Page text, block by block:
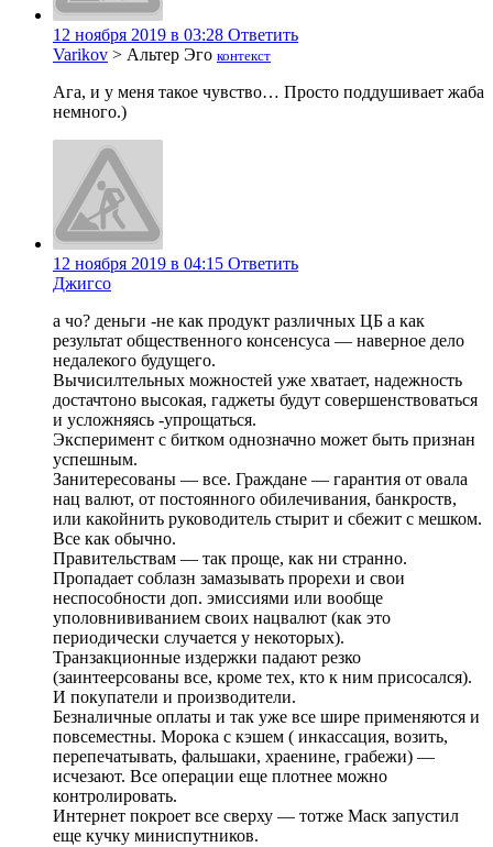
12 ноября 2019 в 03:28 Ответить
Varikov > Альтер Эго контекст
Ага, и у меня такое чувство… Просто поддушивает жаба
немного.)
12 ноября 2019 в 04:15 Ответить
Джигсо
а чо? деньги -не как продукт различных ЦБ а как
результат общественного консенсуса — наверное дело
недалекого будущего.
Вычисилтельных можностей уже хватает, надежность
достачтоно высокая, гаджеты будут совершенствоваться
и усложняясь -упрощаться.
Эксперимент с битком однозначно может быть признан
успешным.
Занитересованы — все. Граждане — гарантия от овала
нац валют, от постоянного обилечивания, банкроств,
или какойнить руководитель стырит и сбежит с мешком.
Все как обычно.
Правительствам — так проще, как ни странно.
Пропадает соблазн замазывать прорехи и свои
неспособности доп. эмиссиями или вообще
уполовнививанием своих нацвалют (как это
периодически случается у некоторых).
Транзакционные издержки падают резко
(заинтеерсованы все, кроме тех, кто к ним присосался).
И покупатели и производители.
Безналичные оплаты и так уже все шире применяются и
повсеместны. Морока с кэшем ( инкассация, возить,
перепечатывать, фальшаки, храенине, грабежи) —
исчезают. Все операции еще плотнее можно
контролировать.
Интернет покроет все сверху — тотже Маск запустил
еще кучку миниспутников.